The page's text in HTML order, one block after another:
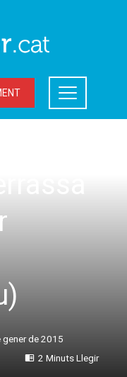
gener de 2015
2 Minuts Llegir